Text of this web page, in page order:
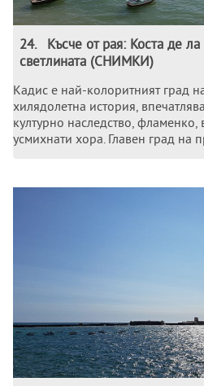
24.
Късче от рая: Коста де
светлината (СНИМКИ)
Кадис е най-колоритният град
хилядолетна история,
културно наследство, фламенко,
усмихнати хора. Главен град на